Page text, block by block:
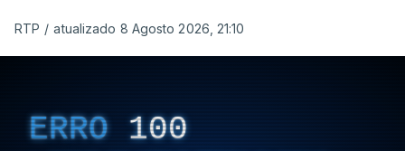
RTP / atualizado 8 Agosto 2026, 21:10
ERRO 100